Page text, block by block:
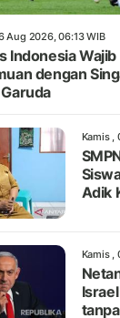
Aug 2026, 06:13 WIB
Indonesia
dengan
Kamis ,
Adik
Kamis ,